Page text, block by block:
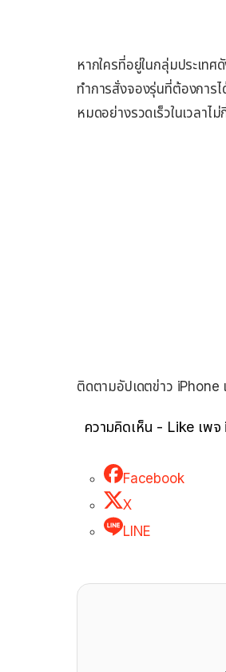
หากใครที่อยู่ในกลุ่มประเทศ
ทำการสั่งจองรุ่นที่ต้องการ
หมดอย่างรวดเร็วในเวลาไ
ติดตามอัปเดตข่าว iPhone
ความคิดเห็น - Like เพ
Facebook
X
LINE